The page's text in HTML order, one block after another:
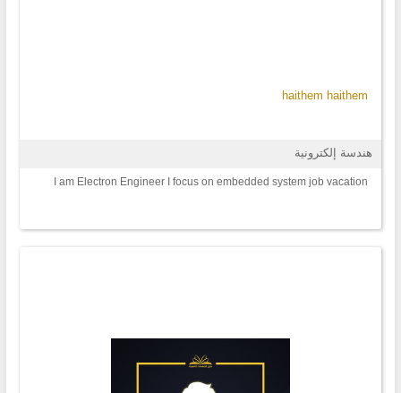
haithem haithem
هندسة إلكترونية
I am Electron Engineer I focus on embedded system job vacation